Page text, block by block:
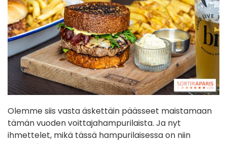
Olemme siis vasta äskettäin päässeet maistamaan
tämän vuoden voittajahampurilaista. Ja nyt
ihmettelet, mikä tässä hampurilaisessa on niin